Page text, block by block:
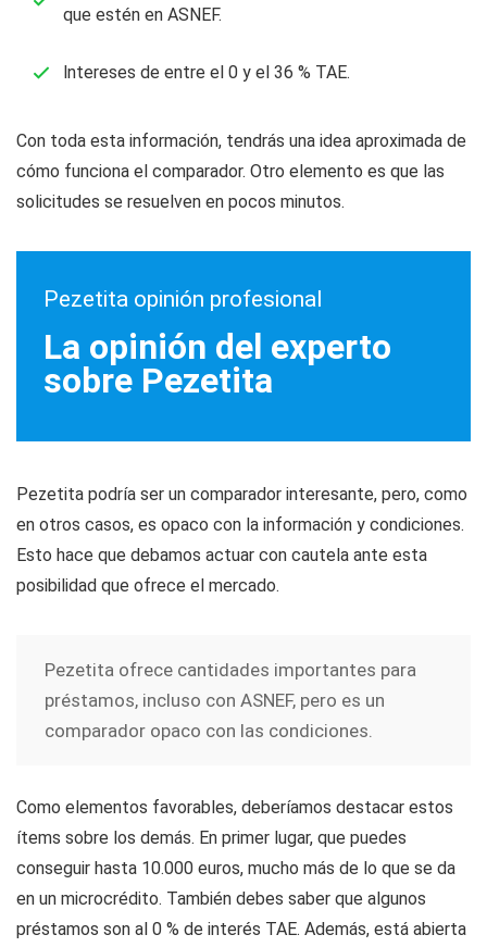
que estén en ASNEF.
lntereses de entre el 0 y el 36 % TAE.
Con toda esta información, tendrás una idea aproximada de
cómo funciona el comparador. Otro elemento es que las
solicitudes se resuelven en pocos minutos.
Pezetita opinión profesional
La opinión del experto
sobre Pezetita
Pezetita podría ser un comparador interesante, pero, como
en otros casos, es opaco con la información y condiciones.
Esto hace que debamos actuar con cautela ante esta
posibilidad que ofrece el mercado.
Pezetita ofrece cantidades importantes para
préstamos, incluso con ASNEF, pero es un
comparador opaco con las condiciones.
Como elementos favorables, deberíamos destacar estos
ítems sobre los demás. En primer lugar, que puedes
conseguir hasta 10.000 euros, mucho más de lo que se da
en un microcrédito. También debes saber que algunos
préstamos son al 0 % de interés TAE. Además, está abierta